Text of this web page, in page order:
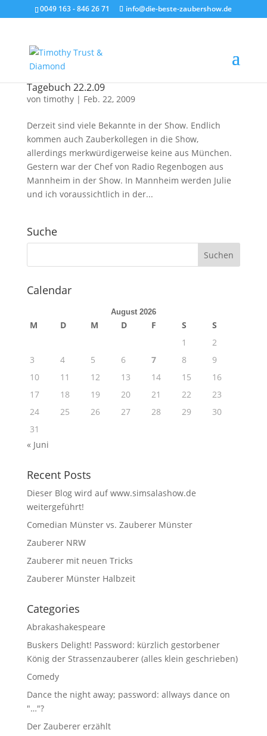
0049 163 - 846 26 71 info@die-beste-zaubershow.de
Tagebuch 22.2.09
von timothy| Feb. 22, 2009
Derzeit sind viele Bekannte in der Show. Endlich
kommen auch Zauberkollegen in die Show,
allerdings merkwürdigerweise keine aus München.
Gestern war der Chef von Radio Regenbogen aus
Mannheim in der Show. In Mannheim werden Julie
und ich voraussichtlich in der...
Suche
Calendar
August 2026
M D M D F S
S
1
2
3
4 5 6 7 8
9
10
11 12 13 14 15
16
17
18 19 20 21 22
23
24
25 26 27 28 29
30
31
« Juni
Recent Posts
Dieser Blog wird auf www.simsalashow.de
weitergeführt!
Comedian Münster vs. Zauberer Münster
Zauberer NRW
Zauberer mit neuen Tricks
Zauberer Münster Halbzeit
Categories
Abrakashakespeare
Buskers Delight! Password: kürzlich gestorbener
König der Strassenzauberer (alles klein geschrieben)
Comedy
Dance the night away; password: allways dance on
"…"?
Der Zauberer erzählt